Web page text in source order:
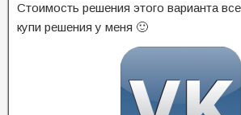
Стоимость решения этого варианта
купи решения у меня 🙂